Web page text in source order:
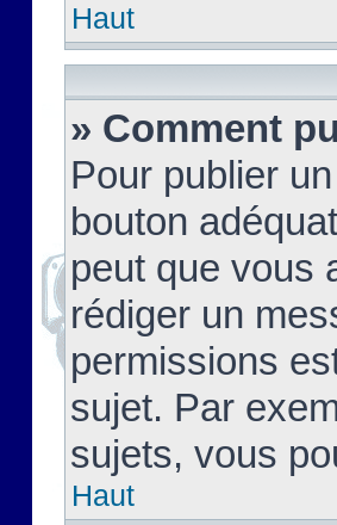
Haut
» Comment
Pour publier
bouton
peut que vous
rédiger un
permissions
sujet. Par
sujets, vous
Haut